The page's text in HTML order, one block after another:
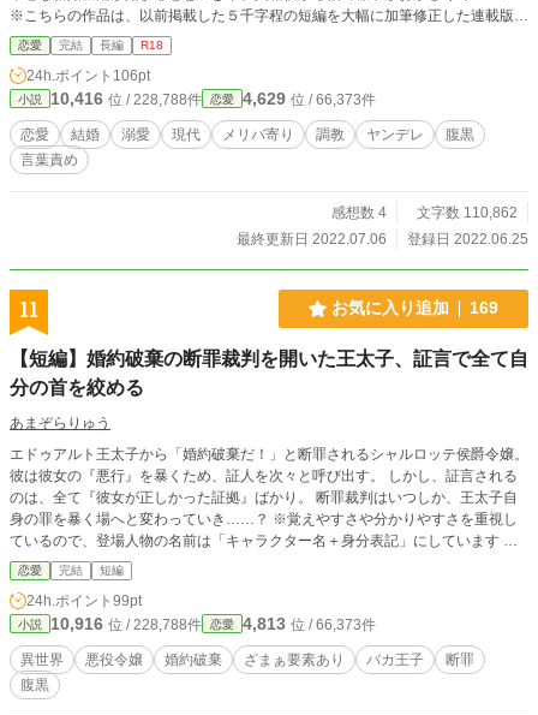
※こちらの作品は、以前掲載した５千字程の短編を大幅に加筆修正した連載版と
なります。 出会い編→もだもだ片思いを楽しみたい方へ。 カップル編→もだも
だABCを楽しみたい方へ。 純粋なハッピーエンドがお好きな方はここでストッ
プが吉です。 新婚編→調教系エロしかありません。メリバ寄りになりますの
で、ご注意下さい。 ほのぼの／ダーク／女主人公／男目線あり／現代／日常／
ヤンデレ／メリバ風味／中出し／らぶえっち／いちゃいちゃ／快楽堕ち／アナル
／クンニ／溺愛／ヤンデレ／腹黒／囲い込み／言葉責め／R１８／調教／大学生
／社会人／結婚／新婚／強制フェラ／手錠／バイブ／自慰／緊縛
恋愛 完結 長編 R18
24h.ポイント 106pt
小説 10,416 位 / 228,788件 恋愛 4,629 位 / 66,373件
恋愛 結婚 溺愛 現代 メリバ寄り 調教 ヤンデレ
腹黒
言葉責め
感想数 4
文字数 110,862
最終更新日 2022.07.06
登録日 2022.06.25
11 お気に入り追加 169
【短編】婚約破棄の断罪裁判を開いた王太子、証言で全て自
分の首を絞める
あまぞらりゅう
エドゥアルト王太子から「婚約破棄だ！」と断罪されるシャルロッテ侯爵令嬢。
彼は彼女の『悪行』を暴くため、証人を次々と呼び出す。 しかし、証言される
のは、全て『彼女が正しかった証拠』ばかり。 断罪裁判はいつしか、王太子自
身の罪を暴く場へと変わっていき……？ ※覚えやすさや分かりやすさを重視し
ているので、登場人物の名前は「キャラクター名＋身分表記」にしています ★
他サイト様にも投稿しています！
恋愛 完結 短編
24h.ポイント 99pt
小説 10,916 位 / 228,788件 恋愛 4,813 位 / 66,373件
異世界 悪役令嬢 婚約破棄 ざまぁ要素あり バカ王子
断罪
腹黒